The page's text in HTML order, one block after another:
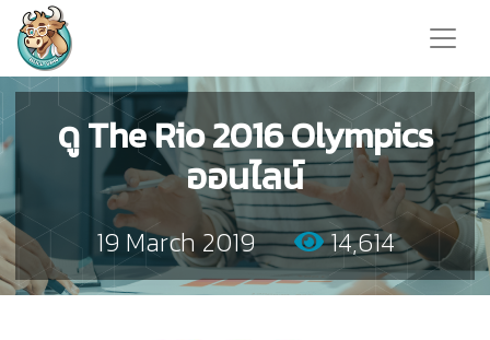
ดู The Rio 2016 Olympics
ออนไลน์
19 March 2019 14,614